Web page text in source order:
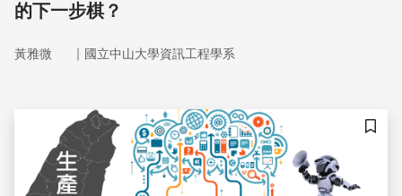
的下一步棋？
黃雅微 ｜ 國立中山大學資訊工程學系
儲存